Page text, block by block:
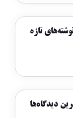
تازه
دیدگاه‌ها